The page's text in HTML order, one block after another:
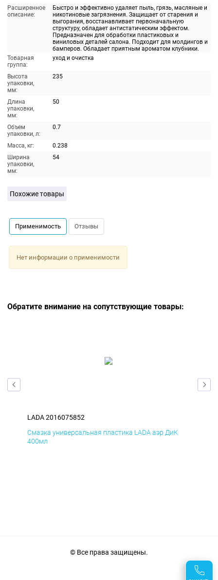
Расширенное
описание:
Быстро и эффективно удаляет пыль, грязь, масляные и
никотиновые загрязнения. Защищает от старения и
выгорания, восстанавливает первоначальную
структуру, обладает антистатическим эффектом.
Предназначен для обработки пластиковых и
виниловых деталей салона. Подходит для молдингов и
бамперов. Обладает приятным ароматом клубники.
Товарная
группа:
уход и очистка
Высота
упаковки,
мм:
235
Длина
упаковки,
мм:
50
Объем
упаковки, л:
0.7
Масса, кг:
0.238
Ширина
упаковки,
мм:
54
Похожие товары
Применимость Отзывы
Нет информации о применимости
Обратите внимание на сопутствующие товары:
LADA 2016075852
Смазка универсальная пластика LADA аэр ДиК
400мл
© Все права защищены.